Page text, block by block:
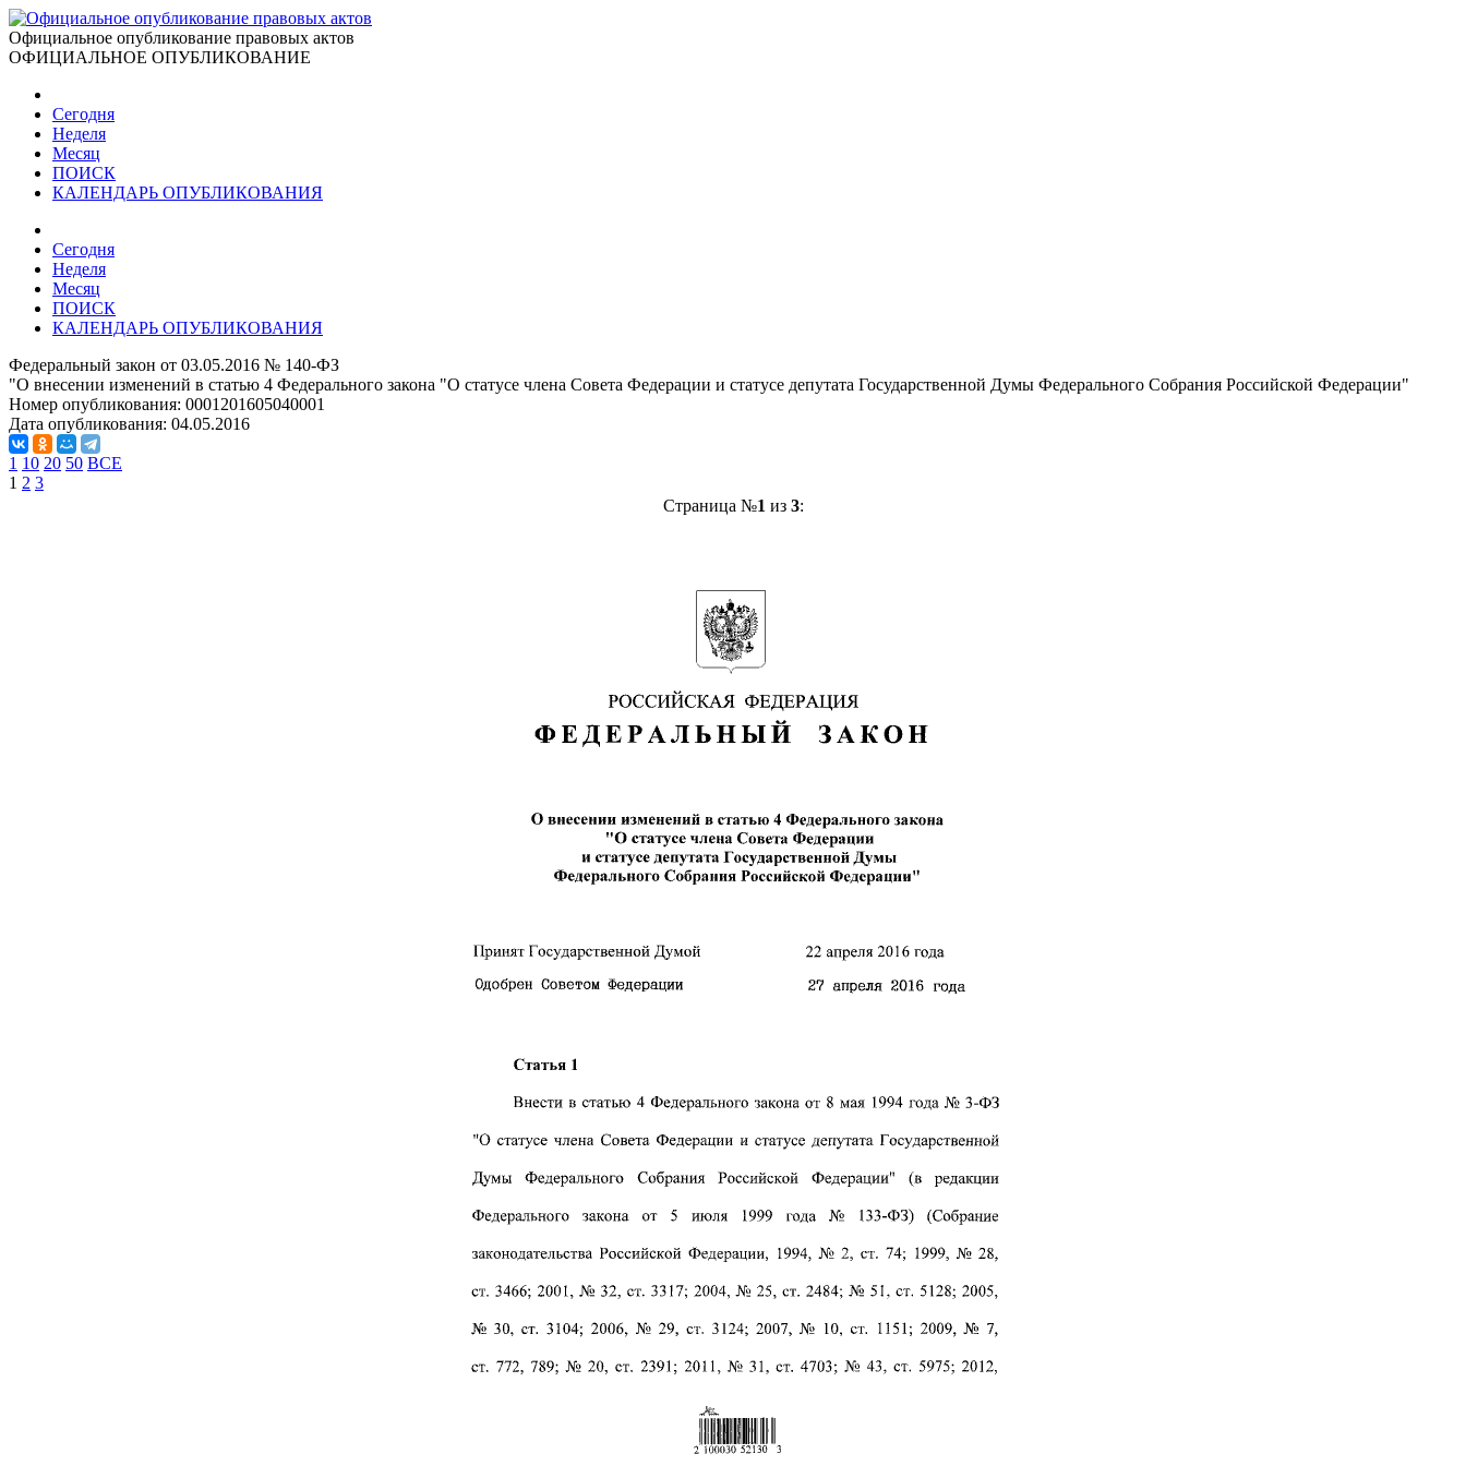
Официальное опубликование правовых актов
ОФИЦИАЛЬНОЕ ОПУБЛИКОВАНИЕ
Сегодня
Неделя
Месяц
ПОИСК
КАЛЕНДАРЬ ОПУБЛИКОВАНИЯ
Сегодня
Неделя
Месяц
ПОИСК
КАЛЕНДАРЬ ОПУБЛИКОВАНИЯ
Федеральный закон от 03.05.2016 № 140-ФЗ
"О внесении изменений в статью 4 Федерального закона "О статусе члена Совета Федерации и статусе депутата Государственной Думы Федерального Собрания Российской Федерации"
Номер опубликования: 0001201605040001
Дата опубликования: 04.05.2016
1 10 20 50 ВСЕ
1 2 3
Страница №1 из 3: